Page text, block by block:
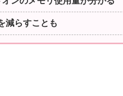
減らすことも